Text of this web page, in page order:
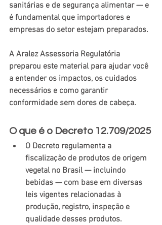
sanitárias e de segurança alimentar — e
é fundamental que importadores e
empresas do setor estejam preparados.
A Aralez Assessoria Regulatória
preparou este material para ajudar você
a entender os impactos, os cuidados
necessários e como garantir
conformidade sem dores de cabeça.
O que é o Decreto 12.709/2025
O Decreto regulamenta a
fiscalização de produtos de origem
vegetal no Brasil — incluindo
bebidas — com base em diversas
leis vigentes relacionadas à
produção, registro, inspeção e
qualidade desses produtos.